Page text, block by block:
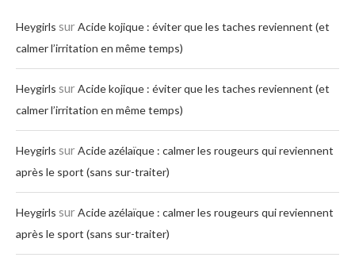
Heygirls surAcide kojique : éviter que les taches reviennent (et
calmer l’irritation en même temps)
Heygirls surAcide kojique : éviter que les taches reviennent (et
calmer l’irritation en même temps)
Heygirls surAcide azélaïque : calmer les rougeurs qui reviennent
après le sport (sans sur-traiter)
Heygirls surAcide azélaïque : calmer les rougeurs qui reviennent
après le sport (sans sur-traiter)